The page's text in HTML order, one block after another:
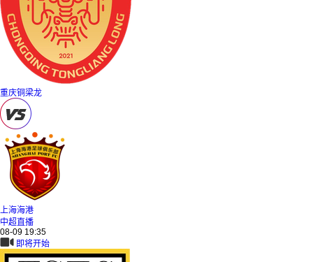
重庆铜梁龙
上海海港
中超直播
08-09 19:35
即将开始